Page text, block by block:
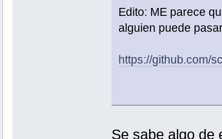
Edito: ME parece
alguien puede
https://github.com/
Se sabe algo